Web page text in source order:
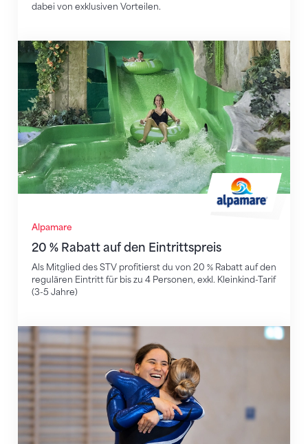
dabei von exklusiven Vorteilen.
Alpamare
20 % Rabatt auf den Eintrittspreis
Als Mitglied des STV profitierst du von 20 % Rabatt auf den
regulären Eintritt für bis zu 4 Personen, exkl. Kleinkind-Tarif
(3-5 Jahre)
20 % Rabatt auf den Eintrittspreis
Erstklassige Dienstleistungen und viele Vorteile